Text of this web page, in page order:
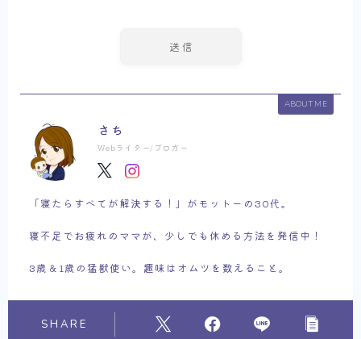
ABOUT ME
さち
Webライター/ブロガー
「寝たらすべてが解決する！」がモットーの30代。
寝不足でお疲れのママが、少しでも休める方法を発信中！
3歳＆1歳の猛獣使い。趣味はオムツを数えること。
SHARE